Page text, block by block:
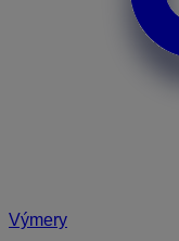
Výmery